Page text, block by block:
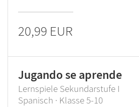
20,99 EUR
Jugando se aprende
Lernspiele Sekundarstufe I
Spanisch · Klasse 5-10